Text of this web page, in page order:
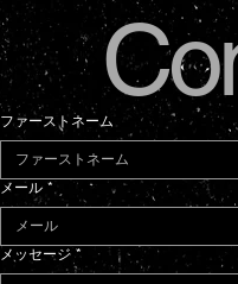
ファーストネーム
メール *
メッセージ *